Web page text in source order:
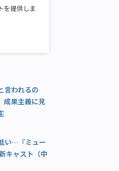
を提供しま
言われるの
成果主義に見
い…『ミュー
キャスト（中